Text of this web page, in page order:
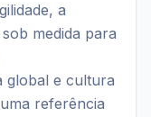
a
medida para
global e cultura
referência